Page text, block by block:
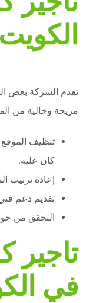
الكويت
تقدم الشركة بعض
مريحة وخالية من
تنظيف الموقع
كان عليه.
إعادة ترتيب
تقديم دعم فني
التحقق من
تاجير
في